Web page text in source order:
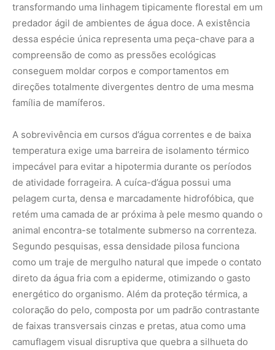
transformando uma linhagem tipicamente florestal em um
predador ágil de ambientes de água doce. A existência
dessa espécie única representa uma peça-chave para a
compreensão de como as pressões ecológicas
conseguem moldar corpos e comportamentos em
direções totalmente divergentes dentro de uma mesma
família de mamíferos.
A sobrevivência em cursos d’água correntes e de baixa
temperatura exige uma barreira de isolamento térmico
impecável para evitar a hipotermia durante os períodos
de atividade forrageira. A cuíca-d’água possui uma
pelagem curta, densa e marcadamente hidrofóbica, que
retém uma camada de ar próxima à pele mesmo quando o
animal encontra-se totalmente submerso na correnteza.
Segundo pesquisas, essa densidade pilosa funciona
como um traje de mergulho natural que impede o contato
direto da água fria com a epiderme, otimizando o gasto
energético do organismo. Além da proteção térmica, a
coloração do pelo, composta por um padrão contrastante
de faixas transversais cinzas e pretas, atua como uma
camuflagem visual disruptiva que quebra a silhueta do